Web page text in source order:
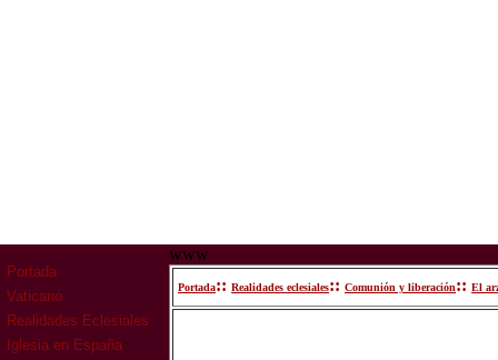
Portada
Vaticano
Realidades Eclesiales
Iglesia en España
www
Portada:: Realidades eclesiales:: Comunión y liberación:: El